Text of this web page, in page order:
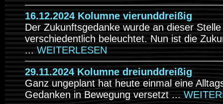
16.12.2024 Kolumne vierunddreißig
Der Zukunftsgedanke wurde an dieser
verschiedentlich beleuchtet. Nun ist die
...WEITERLESEN
29.11.2024 Kolumne dreiunddreißig
Ganz ungeplant hat heute einmal eine
Gedanken in Bewegung versetzt ...